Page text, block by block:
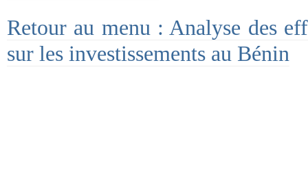
Retour au menu : Analyse des
sur les investissements au Bénin